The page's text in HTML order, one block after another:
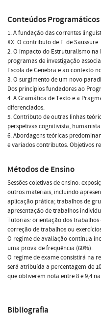
Conteúdos Programáticos
1. A fundação das correntes
XX. O contributo de F. de Saussure.
2. O impacto do Estruturalismo na
programas de investigação
Escola de Genebra e ao contexto
3. O surgimento de um novo
Dos princípios fundadores ao
4. A Gramática de Texto e a
diferenciados.
5. Contributo de outras linhas
perspetivas cognitivista,
6. Abordagens teóricas
e variados contributos. Objetivos
Métodos de Ensino
Sessões coletivas de ensino:
outros materiais, incluindo
aplicação prática; trabalhos de
apresentação de trabalhos
Tutorias: orientação dos
correção de trabalhos ou
O regime de avaliação contínua
uma prova de frequência (60%).
O regime de exame consistirá na
será atribuída a percentagem de
que obtiverem nota entre 8 e 9,4
Bibliografia